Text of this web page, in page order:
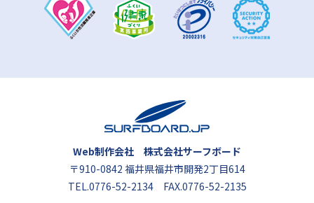
Web制作会社 株式会社サーフボード
〒910-0842 福井県福井市開発2丁目614
TEL.0776-52-2134 FAX.0776-52-2135